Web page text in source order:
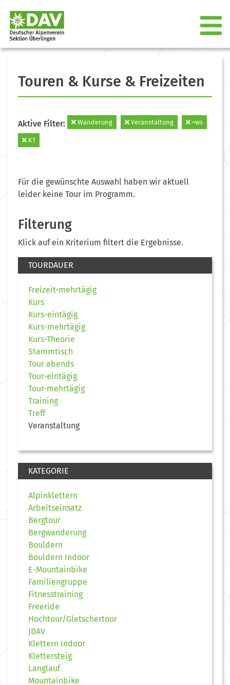
Touren & Kurse & Freizeiten
Aktive Filter: Wanderung Veranstaltung =ws
K1
Für die gewünschte Auswahl haben wir aktuell
leider keine Tour im Programm.
Filterung
Klick auf ein Kriterium filtert die Ergebnisse.
TOURDAUER
Freizeit-mehrtägig
Kurs
Kurs-eintägig
Kurs-mehrtägig
Kurs-Theorie
Stammtisch
Tour abends
Tour-eintägig
Tour-mehrtägig
Training
Treff
Veranstaltung
KATEGORIE
Alpinklettern
Arbeitseinsatz
Bergtour
Bergwanderung
Bouldern
Bouldern Indoor
E-Mountainbike
Familiengruppe
Fitnesstraining
Freeride
Hochtour/Gletschertour
JDAV
Klettern Indoor
Klettersteig
Langlauf
Mountainbike